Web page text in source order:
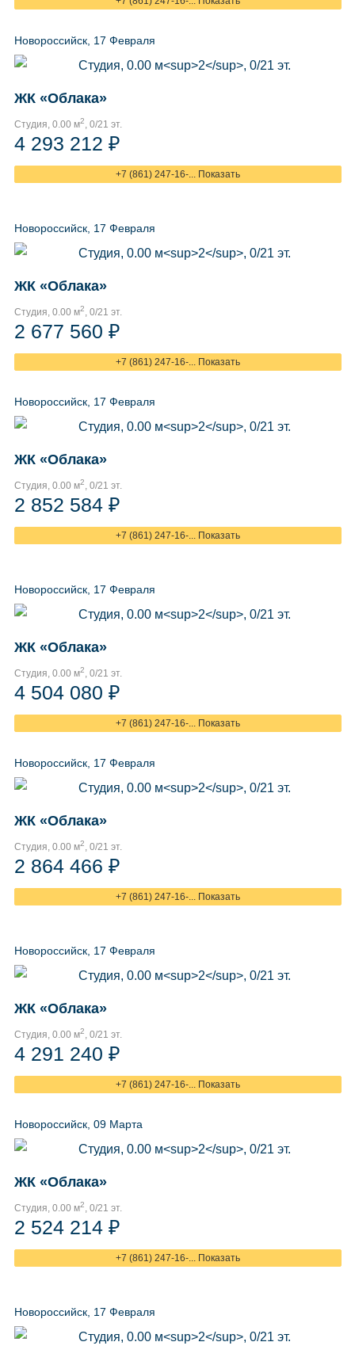
Новороссийск, 17 Февраля
ЖК «Облака»
Студия, 0.00 м2, 0/21 эт.
4 293 212 ₽
+7 (861) 247-16-... Показать
Новороссийск, 17 Февраля
ЖК «Облака»
Студия, 0.00 м2, 0/21 эт.
2 677 560 ₽
+7 (861) 247-16-... Показать
Новороссийск, 17 Февраля
ЖК «Облака»
Студия, 0.00 м2, 0/21 эт.
2 852 584 ₽
+7 (861) 247-16-... Показать
Новороссийск, 17 Февраля
ЖК «Облака»
Студия, 0.00 м2, 0/21 эт.
4 504 080 ₽
+7 (861) 247-16-... Показать
Новороссийск, 17 Февраля
ЖК «Облака»
Студия, 0.00 м2, 0/21 эт.
2 864 466 ₽
+7 (861) 247-16-... Показать
Новороссийск, 17 Февраля
ЖК «Облака»
Студия, 0.00 м2, 0/21 эт.
4 291 240 ₽
+7 (861) 247-16-... Показать
Новороссийск, 09 Марта
ЖК «Облака»
Студия, 0.00 м2, 0/21 эт.
2 524 214 ₽
+7 (861) 247-16-... Показать
Новороссийск, 17 Февраля